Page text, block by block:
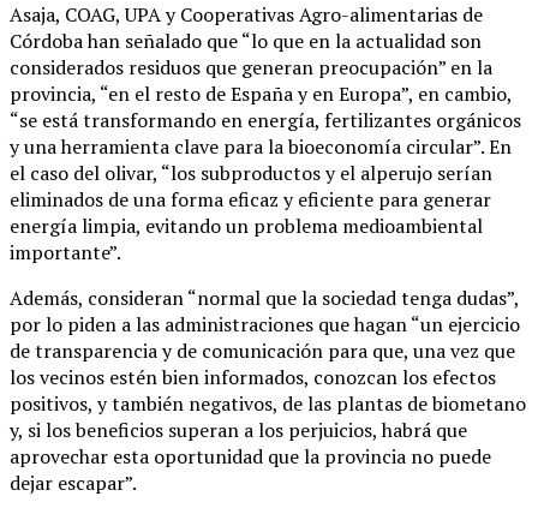
Asaja, COAG, UPA y Cooperativas Agro-alimentarias de
Córdoba han señalado que “lo que en la actualidad son
considerados residuos que generan preocupación” en la
provincia, “en el resto de España y en Europa”, en cambio,
“se está transformando en energía, fertilizantes orgánicos
y una herramienta clave para la bioeconomía circular”. En
el caso del olivar, “los subproductos y el alperujo serían
eliminados de una forma eficaz y eficiente para generar
energía limpia, evitando un problema medioambiental
importante”.
Además, consideran “normal que la sociedad tenga dudas”,
por lo piden a las administraciones que hagan “un ejercicio
de transparencia y de comunicación para que, una vez que
los vecinos estén bien informados, conozcan los efectos
positivos, y también negativos, de las plantas de biometano
y, si los beneficios superan a los perjuicios, habrá que
aprovechar esta oportunidad que la provincia no puede
dejar escapar”.